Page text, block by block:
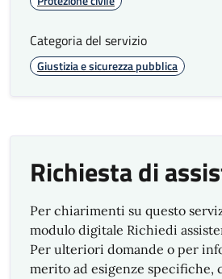
Categoria del servizio
Giustizia e sicurezza pubblica
Richiesta di
Per chiarimenti su questo
modulo digitale Richiedi
Per ulteriori domande o per
merito ad esigenze specifiche,